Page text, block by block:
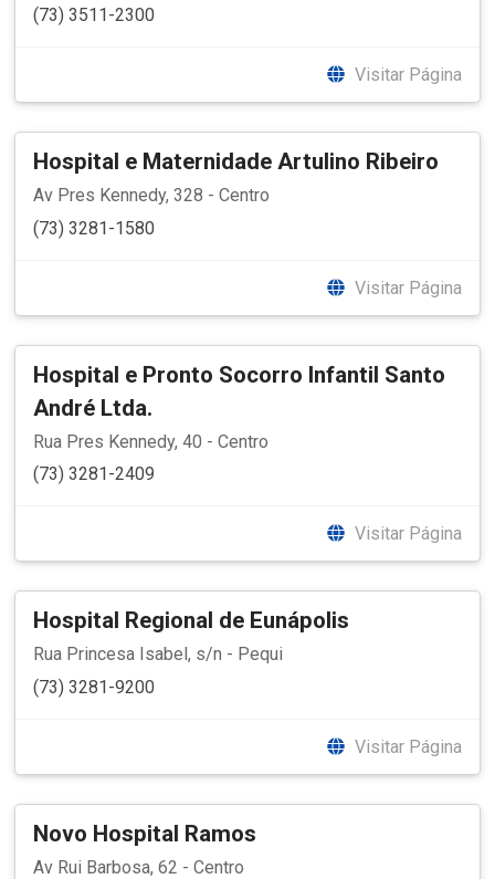
(73) 3511-2300
Visitar Página
Hospital e Maternidade Artulino Ribeiro
Av Pres Kennedy, 328 - Centro
(73) 3281-1580
Visitar Página
Hospital e Pronto Socorro Infantil Santo
André Ltda.
Rua Pres Kennedy, 40 - Centro
(73) 3281-2409
Visitar Página
Hospital Regional de Eunápolis
Rua Princesa Isabel, s/n - Pequi
(73) 3281-9200
Visitar Página
Novo Hospital Ramos
Av Rui Barbosa, 62 - Centro